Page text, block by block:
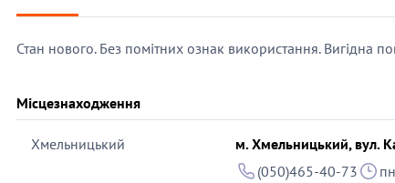
Стан нового. Без помітних ознак використання. Вигідна
Місцезнаходження
Хмельницький
м. Хмельницький, вул.
(050)465-40-73